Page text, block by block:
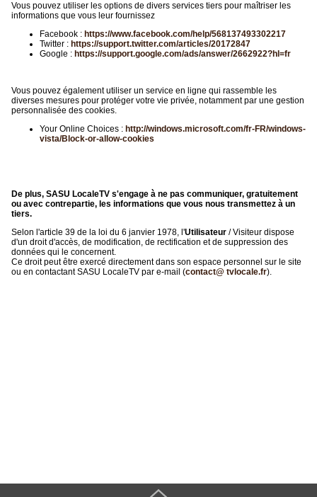
Vous pouvez utiliser les options de divers services tiers pour maîtriser les
informations que vous leur fournissez
Facebook : https://www.facebook.com/help/568137493302217
Twitter : https://support.twitter.com/articles/20172847
Google : https://support.google.com/ads/answer/2662922?hl=fr
Vous pouvez également utiliser un service en ligne qui rassemble les
diverses mesures pour protéger votre vie privée, notamment par une gestion
personnalisée des cookies.
Your Online Choices : http://windows.microsoft.com/fr-FR/windows-
vista/Block-or-allow-cookies
De plus, SASU LocaleTV s'engage à ne pas communiquer, gratuitement
ou avec contrepartie, les informations que vous nous transmettez à un
tiers.
Selon l'article 39 de la loi du 6 janvier 1978, l'Utilisateur / Visiteur dispose
d'un droit d'accès, de modification, de rectification et de suppression des
données qui le concernent.
Ce droit peut être exercé directement dans son espace personnel sur le site
ou en contactant SASU LocaleTV par e-mail (contact@ tvlocale.fr).